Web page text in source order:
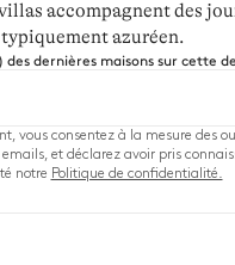
accompagnent des
typiquement azuréen.
des dernières maisons sur cette
vous consentez à la mesure des
et déclarez avoir pris
notre Politique de confidentialité.